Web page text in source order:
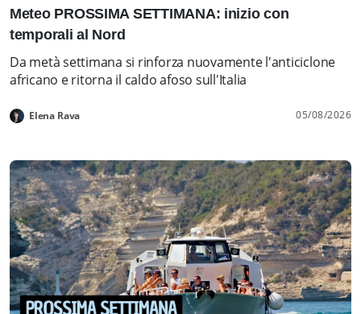
Meteo PROSSIMA SETTIMANA: inizio con
temporali al Nord
Da metà settimana si rinforza nuovamente l'anticiclone
africano e ritorna il caldo afoso sull'Italia
Elena Rava 05/08/2026